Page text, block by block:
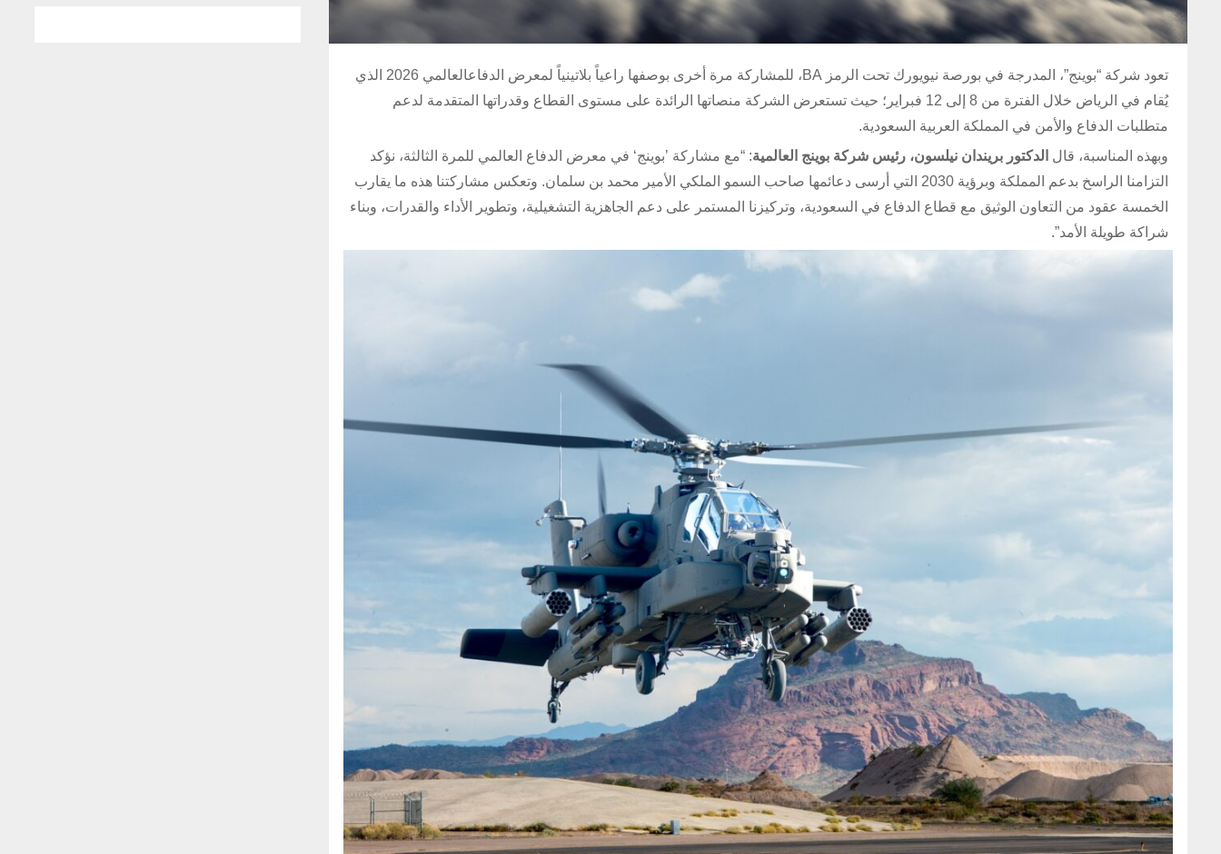
تعود شركة “بوينج”، المدرجة في بورصة نيويورك تحت الرمز BA، للمشاركة مرة أخرى بوصفها راعياً بلاتينياً لمعرض الدفاعالعالمي 2026 الذي
يُقام في الرياض خلال الفترة من 8 إلى 12 فبراير؛ حيث تستعرض الشركة منصاتها الرائدة على مستوى القطاع وقدراتها المتقدمة لدعم
متطلبات الدفاع والأمن في المملكة العربية السعودية.
وبهذه المناسبة، قال الدكتور بريندان نيلسون، رئيس شركة بوينج العالمية: “مع مشاركة ’بوينج‘ في معرض الدفاع العالمي للمرة الثالثة، نؤكد
التزامنا الراسخ بدعم المملكة وبرؤية 2030 التي أرسى دعائمها صاحب السمو الملكي الأمير محمد بن سلمان. وتعكس مشاركتنا هذه ما يقارب
الخمسة عقود من التعاون الوثيق مع قطاع الدفاع في السعودية، وتركيزنا المستمر على دعم الجاهزية التشغيلية، وتطوير الأداء والقدرات، وبناء
شراكة طويلة الأمد”.